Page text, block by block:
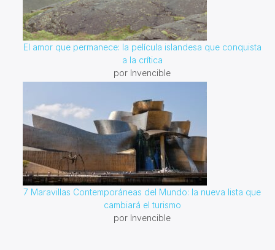
El amor que permanece: la película islandesa que conquista
a la crítica
por Invencible
7 Maravillas Contemporáneas del Mundo: la nueva lista que
cambiará el turismo
por Invencible